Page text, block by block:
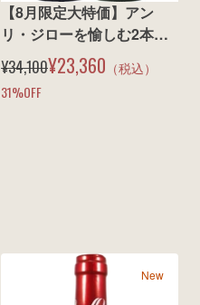
【8月限定大特価】アン
リ・ジローを愉しむ2本セ
¥34,100¥23,360 （税込）
31%OFF
New